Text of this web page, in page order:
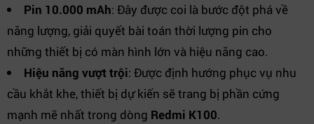
Pin 10.000 mAh: Đây được coi là bước đột phá về
năng lượng, giải quyết bài toán thời lượng pin cho
những thiết bị có màn hình lớn và hiệu năng cao.
Hiệu năng vượt trội: Được định hướng phục vụ nhu
cầu khắt khe, thiết bị dự kiến sẽ trang bị phần cứng
mạnh mẽ nhất trong dòng Redmi K100.